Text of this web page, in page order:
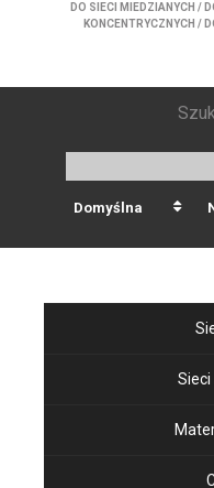
DO SIECI MIEDZIANYCH /
KONCENTRYCZNYCH /
Domyślna